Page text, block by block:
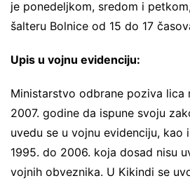
je ponedeljkom, sredom i
šalteru Bolnice od 15 do 17
Upis u vojnu evidenciju:
Ministarstvo odbrane poziva lica
2007. godine da ispune svoju
uvedu se u vojnu evidenciju, kao
1995. do 2006. koja dosad nisu
vojnih obveznika. U Kikindi se